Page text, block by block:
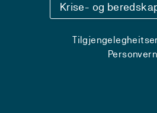
Krise- og
Personvern